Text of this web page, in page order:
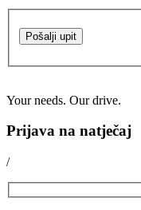
Pošalji upit
Your needs. Our drive.
Prijava na natječaj
/